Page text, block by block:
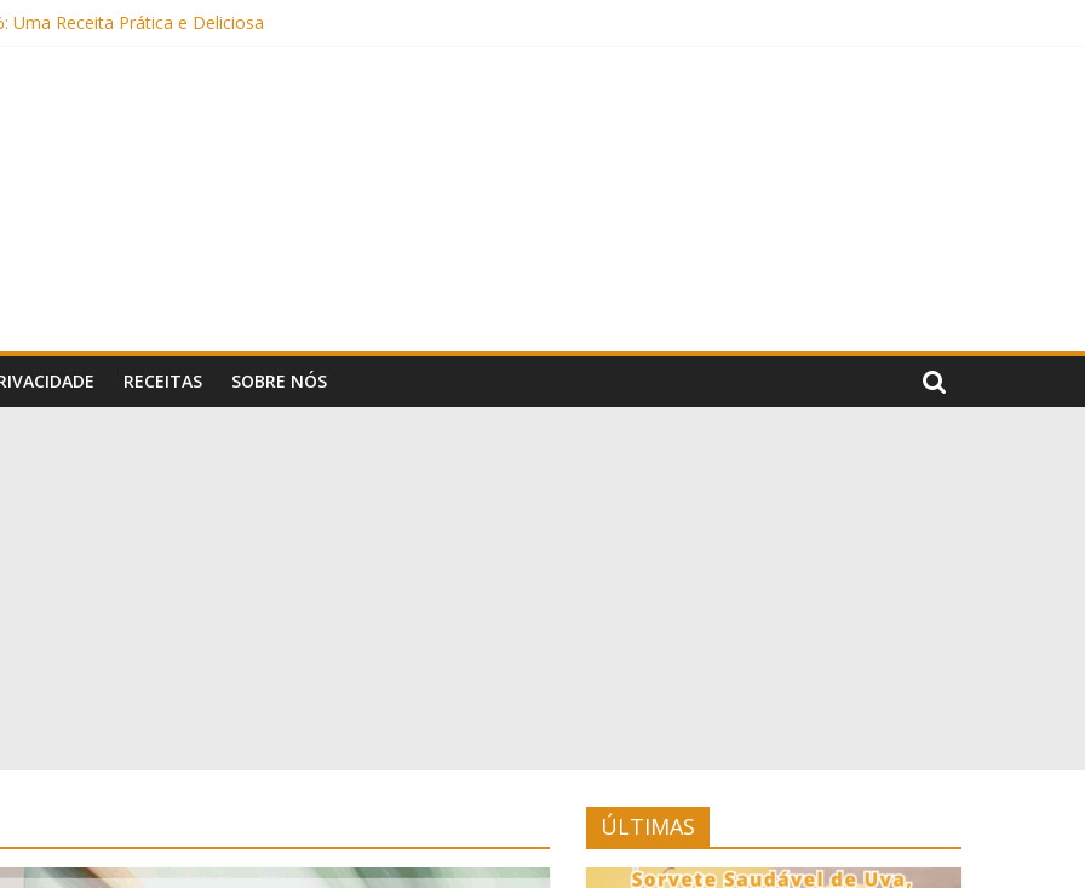
Uma Receita Prática e Deliciosa
e Boa para o Intestino
Alulose)
(Sem Forno, Fácil e Fofinho)
RECEITAS SOBRE NÓS
ÚLTIMAS